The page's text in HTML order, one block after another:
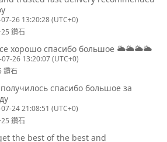
26 13:20:28 (UTC+0)
鑽石
хорошо спасибо большое 🌥️🌥️🌥️🌥️
26 13:20:07 (UTC+0)
鑽石
спасибо большое за
24 21:08:51 (UTC+0)
鑽石
the best of the best and